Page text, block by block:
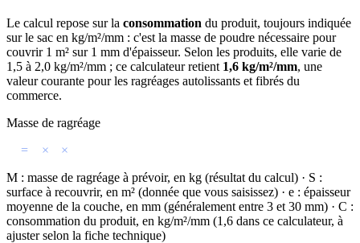
Le calcul repose sur la consommation du produit, toujours indiquée
sur le sac en kg/m²/mm : c'est la masse de poudre nécessaire pour
couvrir 1 m² sur 1 mm d'épaisseur. Selon les produits, elle varie de
1,5 à 2,0 kg/m²/mm ; ce calculateur retient 1,6 kg/m²/mm, une
valeur courante pour les ragréages autolissants et fibrés du
commerce.
Masse de ragréage
= × ×
M : masse de ragréage à prévoir, en kg (résultat du calcul) · S :
surface à recouvrir, en m² (donnée que vous saisissez) · e : épaisseur
moyenne de la couche, en mm (généralement entre 3 et 30 mm) · C :
consommation du produit, en kg/m²/mm (1,6 dans ce calculateur, à
ajuster selon la fiche technique)